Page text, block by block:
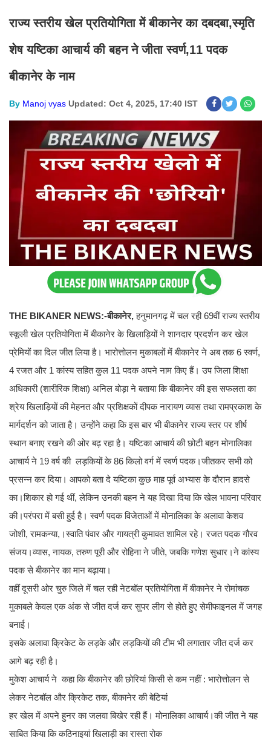
राज्य स्तरीय खेल प्रतियोगिता में बीकानेर का दबदबा,स्मृति
शेष यष्टिका आचार्य की बहन ने जीता स्वर्ण,11 पदक
बीकानेर के नाम
By Manoj vyas Updated: Oct 4, 2025, 17:40 IST
THE BIKANER NEWS:-बीकानेर,हनुमानगढ़ में चल रही 69वीं राज्य स्तरीय
स्कूली खेल प्रतियोगिता में बीकानेर के खिलाड़ियों ने शानदार प्रदर्शन कर खेल
प्रेमियों का दिल जीत लिया है। भारोत्तोलन मुकाबलों में बीकानेर ने अब तक 6 स्वर्ण,
4 रजत और 1 कांस्य सहित कुल 11 पदक अपने नाम किए हैं। उप जिला शिक्षा
अधिकारी (शारीरिक शिक्षा) अनिल बोड़ा ने बताया कि बीकानेर की इस सफलता का
श्रेय खिलाड़ियों की मेहनत और प्रशिक्षकों दीपक नारायण व्यास तथा रामप्रकाश के
मार्गदर्शन को जाता है। उन्होंने कहा कि इस बार भी बीकानेर राज्य स्तर पर शीर्ष
स्थान बनाए रखने की ओर बढ़ रहा है। यष्टिका आचार्य की छोटी बहन मोनालिका
आचार्य ने 19 वर्ष की लड़कियों के 86 किलो वर्ग में स्वर्ण पदक।जीतकर सभी को
प्रसन्न कर दिया। आपको बता दे यष्टिका कुछ माह पूर्व अभ्यास के दौरान हादसे
का।शिकार हो गई थीं, लेकिन उनकी बहन ने यह दिखा दिया कि खेल भावना परिवार
की।परंपरा में बसी हुई है। स्वर्ण पदक विजेताओं में मोनालिका के अलावा केशव
जोशी, रामकन्या,।स्वाति पंवार और गायत्री कुमावत शामिल रहे। रजत पदक गौरव
संजय।व्यास, नायक, तरुण पूरी और रोहिना ने जीते, जबकि गणेश सुधार।ने कांस्य
पदक से बीकानेर का मान बढ़ाया।
वहीं दूसरी ओर चुरु जिले में चल रही नेटबॉल प्रतियोगिता में बीकानेर ने रोमांचक
मुकाबले केवल एक अंक से जीत दर्ज कर सुपर लीग से होते हुए सेमीफाइनल में जगह
बनाई।
इसके अलावा क्रिकेट के लड़के और लड़कियों की टीम भी लगातार जीत दर्ज कर
आगे बढ़ रही है।
मुकेश आचार्य ने कहा कि बीकानेर की छोरियां किसी से कम नहीं : भारोत्तोलन से
लेकर नेटबॉल और क्रिकेट तक, बीकानेर की बेटियां
हर खेल में अपने हुनर का जलवा बिखेर रही हैं। मोनालिका आचार्य।की जीत ने यह
साबित किया कि कठिनाइयां खिलाड़ी का रास्ता रोक